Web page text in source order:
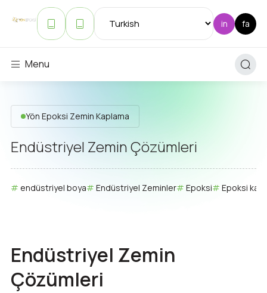
Menu
Yön Epoksi Zemin Kaplama
Endüstriyel Zemin Çözümleri
endüstriyel boya Endüstriyel Zeminler Epoksi Epoksi
Endüstriyel Zemin
Çözümleri